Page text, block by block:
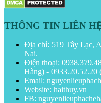
THÔNG TIN LIÊN
Địa chỉ: 519 Tây Lạc,
Nai.
Điện thoại:
Hàng) - 0933.20.52.20
Email:
Website: haithuy.vn
FB: